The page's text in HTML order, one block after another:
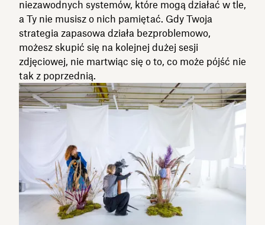
niezawodnych systemów, które mogą działać w tle,
a Ty nie musisz o nich pamiętać. Gdy Twoja
strategia zapasowa działa bezproblemowo,
możesz skupić się na kolejnej dużej sesji
zdjęciowej, nie martwiąc się o to, co może pójść nie
tak z poprzednią.